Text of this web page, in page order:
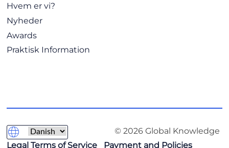
Hvem er vi?
Nyheder
Awards
Praktisk Information
© 2026 Global Knowledge
Legal Terms of Service
Payment and Policies